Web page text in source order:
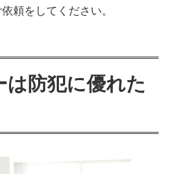
頼をしてください。
防犯に優れた